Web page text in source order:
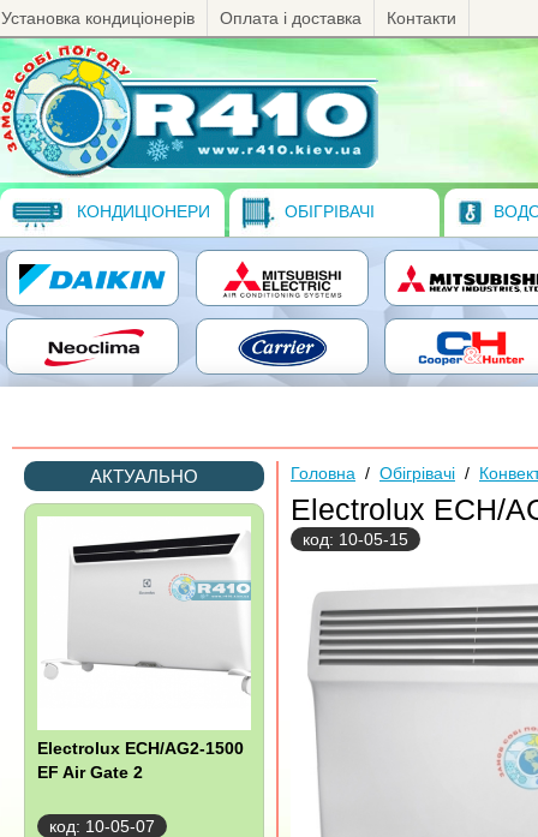
Установка кондиціонерів Оплата і доставка Контакти
КОНДИЦІОНЕРИ ОБІГРІВАЧІ
АКТУАЛЬНО
Electrolux ECH/AG2-1500
EF Air Gate 2
код: 10-05-07
Головна / Обігрівачі /
Electrolux ECH/
код: 10-05-15